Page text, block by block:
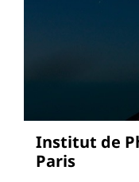
Institut de
Paris